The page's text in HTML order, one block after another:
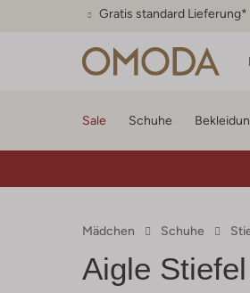
Gratis standard Lieferung*
Sale Schuhe
Mädchen Schuhe
Aigle